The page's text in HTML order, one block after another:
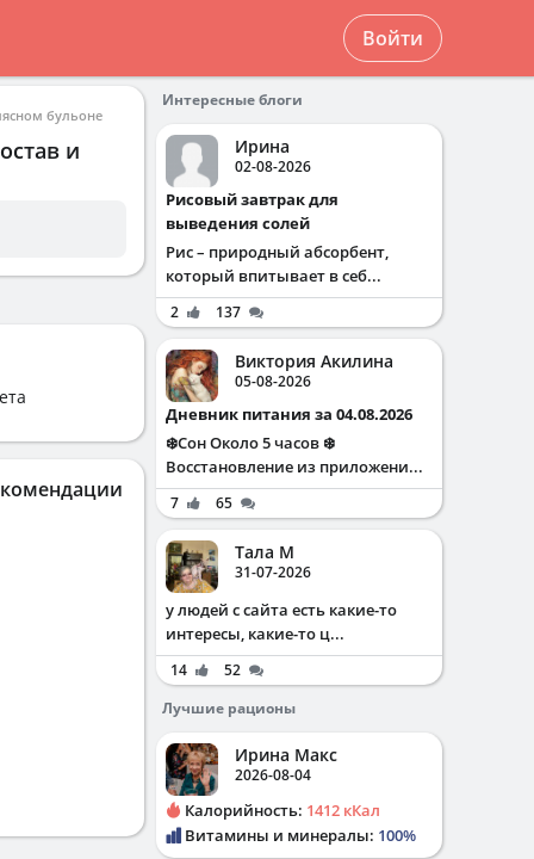
Войти
бульоне
и
Интересные блоги
Ирина
02-08-2026
Рисовый завтрак для
выведения солей
Рис – природный абсорбент,
который впитывает в себ...
2 137
Виктория Акилина
05-08-2026
Дневник питания за 04.08.2026
❄️Сон Около 5 часов ❄️
Восстановление из приложени...
7 65
Тала М
31-07-2026
у людей с сайта есть какие-то
интересы, какие-то ц...
14
52
Лучшие рационы
Ирина Макс
2026-08-04
Калорийность: 1412 кКал
Витамины и минералы: 100%